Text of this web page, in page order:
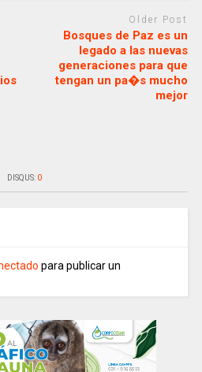
Older Post
Bosques de Paz es un
legado a las nuevas
generaciones para que
tengan un pa�s mucho
mejor
DISQUS: 0
para publicar un